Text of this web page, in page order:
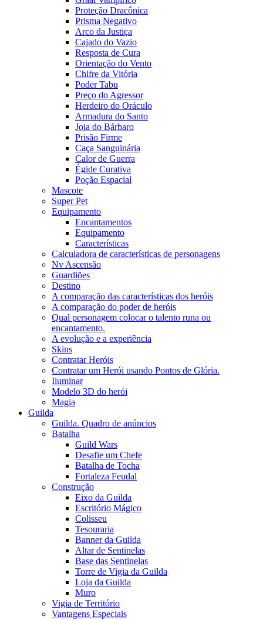
Proteção Dracônica
Prisma Negativo
Arco da Justiça
Cajado do Vazio
Resposta de Cura
Orientação do Vento
Chifre da Vitória
Poder Tabu
Preço do Agressor
Herdeiro do Oráculo
Armadura do Santo
Joia do Bárbaro
Prisão Firme
Caça Sanguinária
Calor de Guerra
Égide Curativa
Poção Espacial
Mascote
Super Pet
Equipamento
Encantamentos
Equipamento
Características
Calculadora de características de personagens
Nv Ascensão
Guardiões
Destino
A comparação das características dos heróis
A comparação do poder de heróis
Qual personagem colocar o talento runa ou
encantamento.
A evolução e a experiência
Skins
Contratar Heróis
Contratar um Herói usando Pontos de Glória.
Iluminar
Modelo 3D do herói
Magia
Guilda
Guilda. Quadro de anúncios
Batalha
Guild Wars
Desafie um Chefe
Batalha de Tocha
Fortaleza Feudal
Construção
Eixo da Guilda
Escritório Mágico
Colisseu
Tesouraria
Banner da Guilda
Altar de Sentinelas
Base das Sentinelas
Torre de Vigia da Guilda
Loja da Guilda
Muro
Vigia de Território
Vantagens Especiais